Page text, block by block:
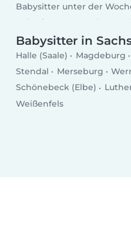
Babysitter unter der
Babysitter am Wochenende
Babysitter in
Halle (Saale) Magdeburg
Stendal
Merseburg
Schönebeck (Elbe)
Weißenfels